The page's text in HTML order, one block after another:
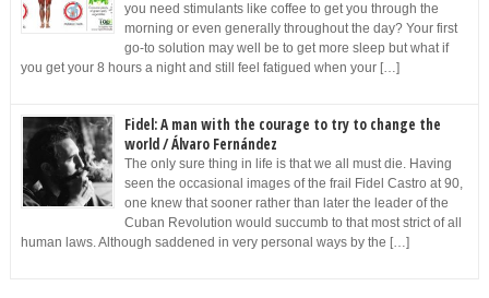
you need stimulants like coffee to get you through the
morning or even generally throughout the day? Your first
go-to solution may well be to get more sleep but what if
you get your 8 hours a night and still feel fatigued when your […]
Fidel: A man with the courage to try to change the
world / Álvaro Fernández
The only sure thing in life is that we all must die. Having
seen the occasional images of the frail Fidel Castro at 90,
one knew that sooner rather than later the leader of the
Cuban Revolution would succumb to that most strict of all
human laws. Although saddened in very personal ways by the […]